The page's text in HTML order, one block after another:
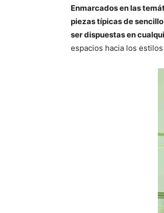
a
r
t
i
r
e
Enmarcados en las
piezas típicas de
ser dispuestas en
espacios hacia los